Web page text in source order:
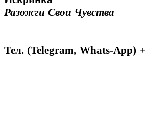
Разожги Свои Чувства
Тел. (Telegram, Whats-App)